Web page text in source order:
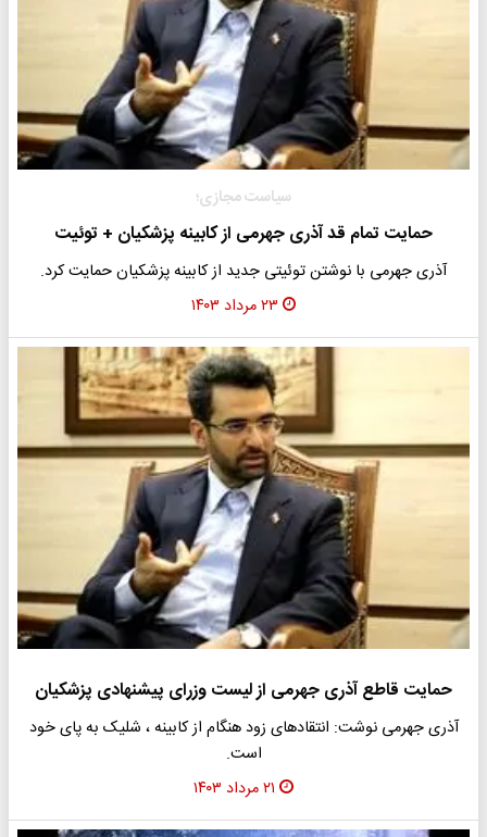
سیاست مجازی؛
حمایت تمام قد آذری جهرمی از کابینه پزشکیان + توئیت
آذری جهرمی با نوشتن توئیتی جدید از کابینه پزشکیان حمایت کرد.
۲۳ مرداد ۱۴۰۳
حمایت قاطع آذری جهرمی از لیست وزرای پیشنهادی پزشکیان
آذری جهرمی نوشت: انتقادهای زود هنگام از کابینه ، شلیک به پای خود
است.
۲۱ مرداد ۱۴۰۳